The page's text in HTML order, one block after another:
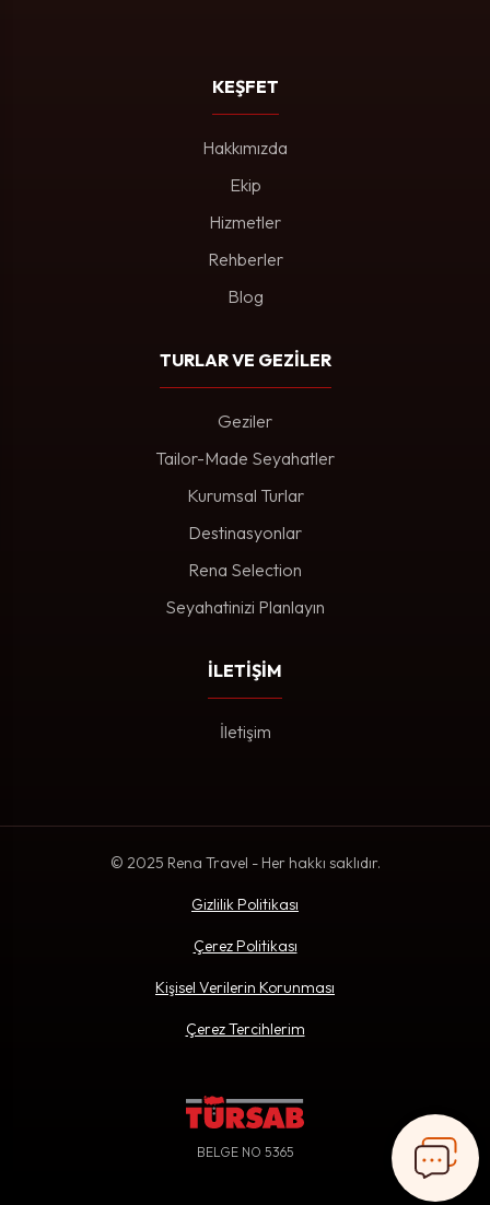
KEŞFET
Hakkımızda
Ekip
Hizmetler
Rehberler
Blog
TURLAR VE GEZİLER
Geziler
Tailor-Made Seyahatler
Kurumsal Turlar
Destinasyonlar
Rena Selection
Seyahatinizi Planlayın
İLETİŞİM
İletişim
© 2025 Rena Travel - Her hakkı saklıdır.
Gizlilik Politikası
Çerez Politikası
Kişisel Verilerin Korunması
Çerez Tercihlerim
BELGE NO 5365